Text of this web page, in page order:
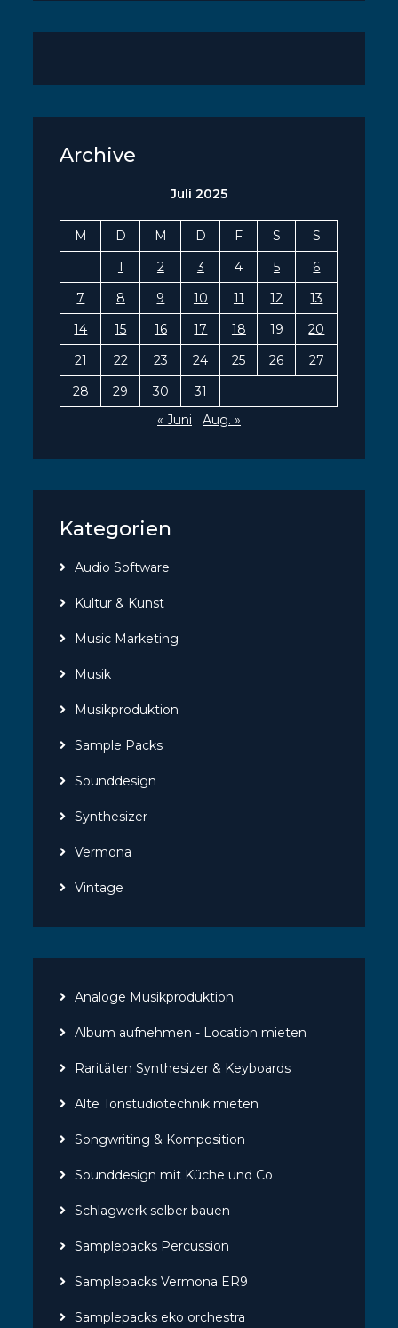
Archive
Juli 2025
M D M D F S
S
1
2 3 4 5
6
7
8 9 10 11 12
13
14
15 16 17 18 19
20
21
22 23 24 25 26
27
28
29 30
31
« Juni
Aug. »
Kategorien
Audio Software
Kultur & Kunst
Music Marketing
Musik
Musikproduktion
Sample Packs
Sounddesign
Synthesizer
Vermona
Vintage
Analoge Musikproduktion
Album aufnehmen - Location mieten
Raritäten Synthesizer & Keyboards
Alte Tonstudiotechnik mieten
Songwriting & Komposition
Sounddesign mit Küche und Co
Schlagwerk selber bauen
Samplepacks Percussion
Samplepacks Vermona ER9
Samplepacks eko orchestra